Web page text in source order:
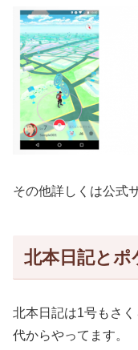
その他詳しくは公式
北本日記とポ
北本日記は1号もさ
代からやってます。